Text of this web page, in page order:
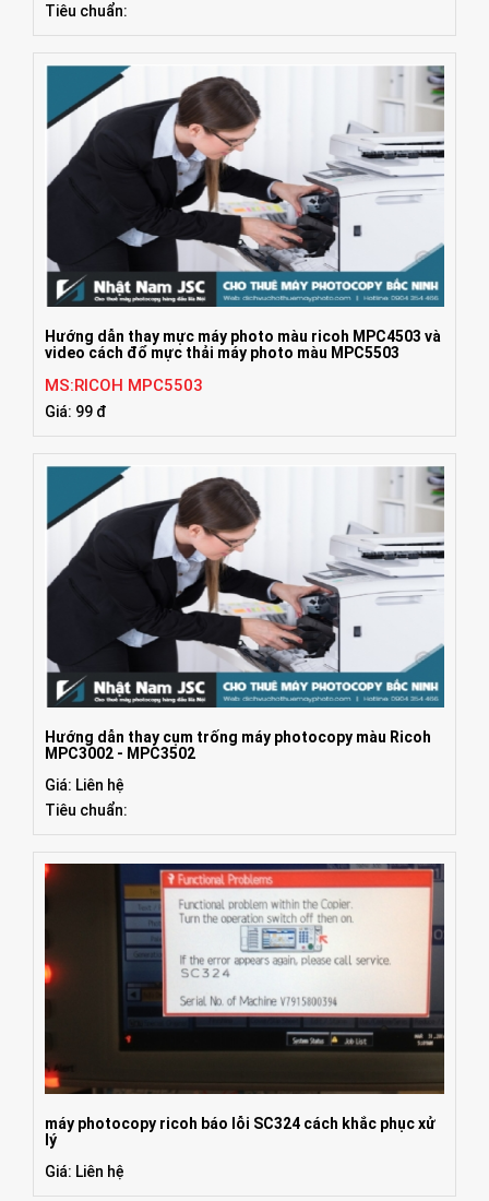
Tiêu chuẩn:
Hướng dẫn thay mực máy photo màu ricoh MPC4503 và
video cách đổ mực thải máy photo màu MPC5503
MS:RICOH MPC5503
Giá: 99 đ
Hướng dẫn thay cụm trống máy photocopy màu Ricoh
MPC3002 - MPC3502
Giá: Liên hệ
Tiêu chuẩn:
máy photocopy ricoh báo lỗi SC324 cách khắc phục xử
lý
Giá: Liên hệ